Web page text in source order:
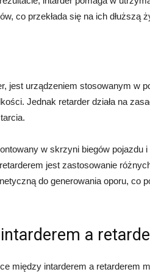
co przekłada się na ich dłuższą
jest urządzeniem stosowanym w
Jednak retarder działa na
w skrzyni biegów pojazdu i
jest zastosowanie
do generowania oporu, co
a
między intarderem a retarderem